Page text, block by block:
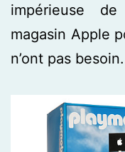
impérieuse
magasin Apple
n’ont pas besoin.